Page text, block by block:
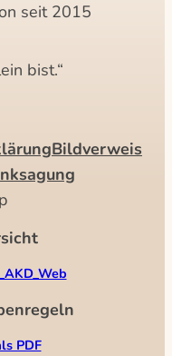
seit 2015
bist.“
Bildverweis
PDF